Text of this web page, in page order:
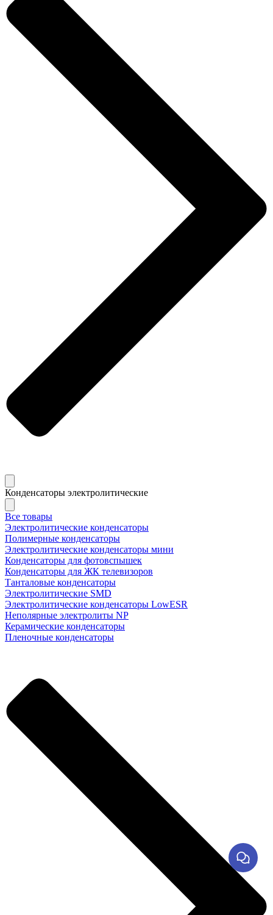
Конденсаторы электролитические
Все товары
Электролитические конденсаторы
Полимерные конденсаторы
Электролитические конденсаторы мини
Конденсаторы для фотовспышек
Конденсаторы для ЖК телевизоров
Танталовые конденсаторы
Электролитические SMD
Электролитические конденсаторы LowESR
Неполярные электролиты NP
Керамические конденсаторы
Пленочные конденсаторы